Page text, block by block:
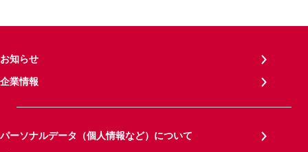
お知らせ
企業情報
パーソナルデータ（個人情報など）について